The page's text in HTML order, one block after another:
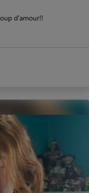
d'amour!!